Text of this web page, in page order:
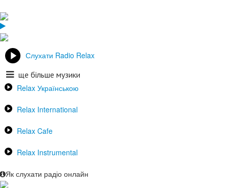
Слухати Radio Relax
ще більше музики
Relax Українською
Relax International
Relax Cafe
Relax Instrumental
Як слухати радіо онлайн